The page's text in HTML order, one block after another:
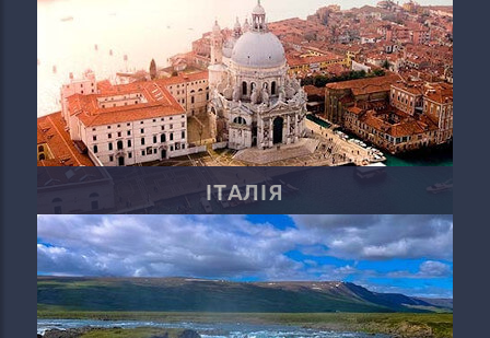
ІТАЛІЯ